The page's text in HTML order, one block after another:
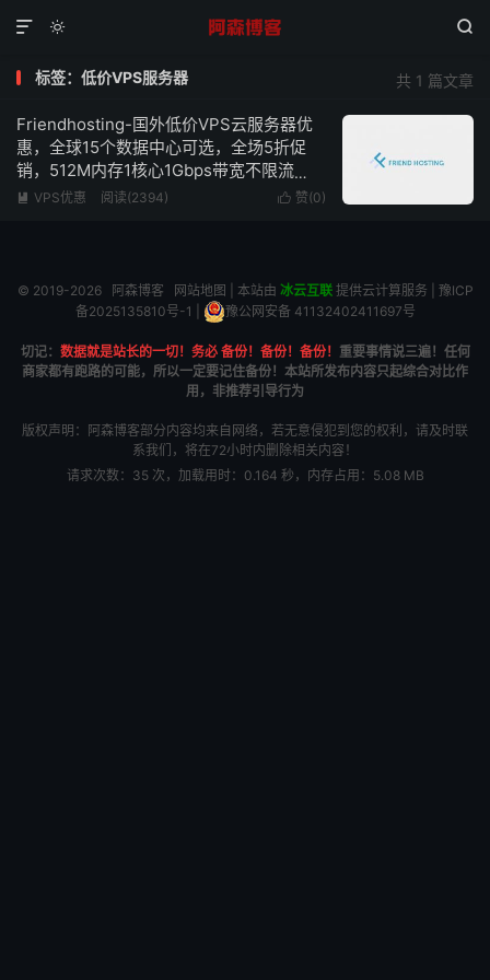
 

共 1 篇文章
标签：低价VPS服务器
Friendhosting-国外低价VPS云服务器优
惠，全球15个数据中心可选，全场5折促
销，512M内存1核心1Gbps带宽不限流
量，低至€1.74/月
 赞(0)
 VPS优惠 阅读(2394)
© 2019-2026 阿森博客 网站地图 | 本站由 冰云互联提供云计算服务 | 豫ICP
备2025135810号-1
豫公网安备 41132402411697号
切记： 数据就是站长的一切！务必 备份！备份！备份！ 重要事情说三遍！任何
商家都有跑路的可能，所以一定要记住备份！本站所发布内容只起综合对比作
用，非推荐引导行为
版权声明：阿森博客部分内容均来自网络，若无意侵犯到您的权利，请及时联
系我们，将在72小时内删除相关内容！
请求次数：35 次，加载用时：0.164 秒，内存占用：5.08 MB